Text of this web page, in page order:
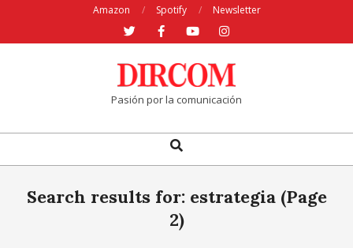
Amazon Spotify Newsletter
Pasión por la comunicación
Navigation
Search
Search results for: estrategia (Page
2)